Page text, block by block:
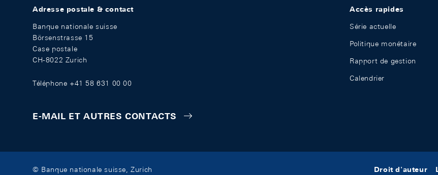
Adresse postale & contact
Banque nationale suisse
Börsenstrasse 15
Case postale
CH-8022 Zurich
Téléphone +41 58 631 00 00
E-MAIL ET AUTRES CONTACTS
Accès rapides
Série actuelle
Politique monétaire
Rapport de gestion
Calendrier
© Banque nationale suisse, Zurich
Droit d'auteur